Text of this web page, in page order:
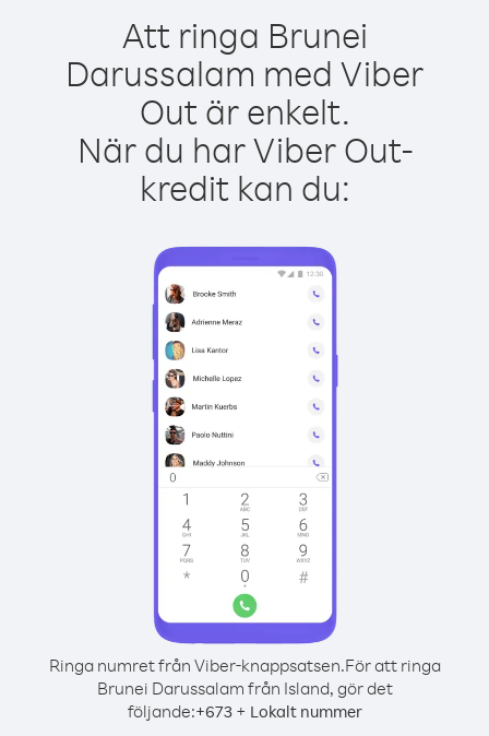
Att ringa Brunei
Darussalam med Viber
Out är enkelt.
När du har Viber Out-
kredit kan du:
Ringa numret från Viber-knappsatsen.För att ringa
Brunei Darussalam från Island, gör det
följande:+673+ Lokalt nummer